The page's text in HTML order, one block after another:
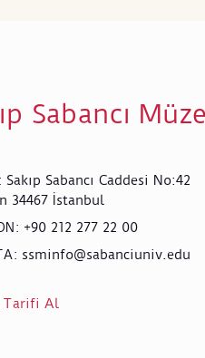
Sabancı
: Sakıp Sabancı Caddesi No:42
34467 İstanbul
: +90 212 277 22 00
: ssminfo@sabanciuniv.edu
Tarifi Al